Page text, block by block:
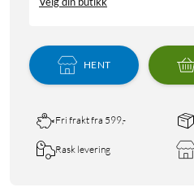
HENT
Fri frakt fra 599,-
Rask levering